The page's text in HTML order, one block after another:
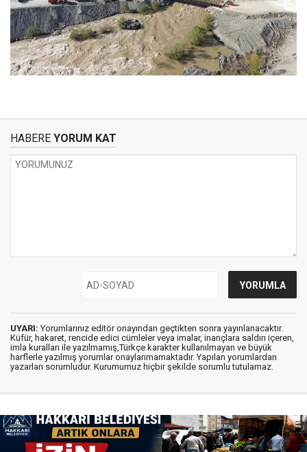
HABERE YORUM KAT
UYARI: Yorumlarınız editör onayından geçtikten sonra yayınlanacaktır.
Küfür, hakaret, rencide edici cümleler veya imalar, inançlara saldırı içeren,
imla kuralları ile yazılmamış,Türkçe karakter kullanılmayan ve büyük
harflerle yazılmış yorumlar onaylanmamaktadır. Yapılan yorumlardan
yazarları sorumludur. Kurumumuz hiçbir şekilde sorumlu tutulamaz.